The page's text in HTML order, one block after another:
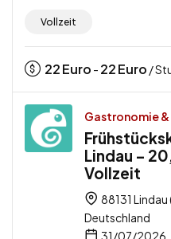
Vollzeit
22Euro - 22Euro /
Gastronomie
Lindau –
Vollzeit
88131
Deutschland
31/07/2026